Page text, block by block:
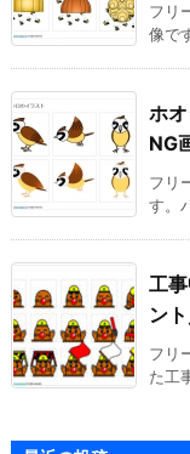
フリ
像で
ホ
NG
フリ
す。
工
ン
フリ
た工